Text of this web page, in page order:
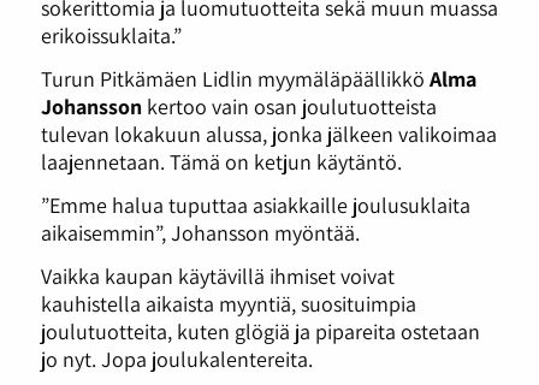
sokerittomia ja luomutuotteita sekä muun muassa
erikoissuklaita.”
Turun Pitkämäen Lidlin myymäläpäällikkö Alma
Johanssonkertoo vain osan joulutuotteista
tulevan lokakuun alussa, jonka jälkeen valikoimaa
laajennetaan. Tämä on ketjun käytäntö.
”Emme halua tuputtaa asiakkaille joulusuklaita
aikaisemmin”, Johansson myöntää.
Vaikka kaupan käytävillä ihmiset voivat
kauhistella aikaista myyntiä, suosituimpia
joulutuotteita, kuten glögiä ja pipareita ostetaan
jo nyt. Jopa joulukalentereita.